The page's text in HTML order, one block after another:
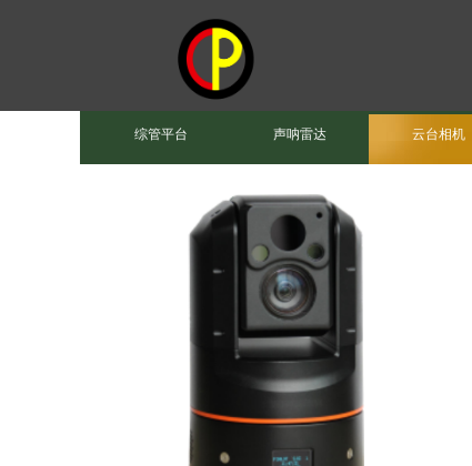
综管平台 声呐雷达 云台相机